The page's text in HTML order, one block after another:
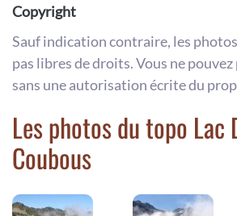
Copyright
Sauf indication contraire, les
pas libres de droits. Vous ne
sans une autorisation écrite du
Les photos du topo Lac
Coubous